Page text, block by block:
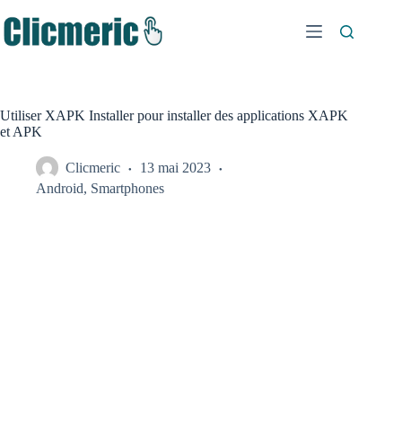
au
contenu
Utiliser XAPK Installer pour installer des applications XAPK
et APK
Clicmeric
13 mai 2023
Android, Smartphones